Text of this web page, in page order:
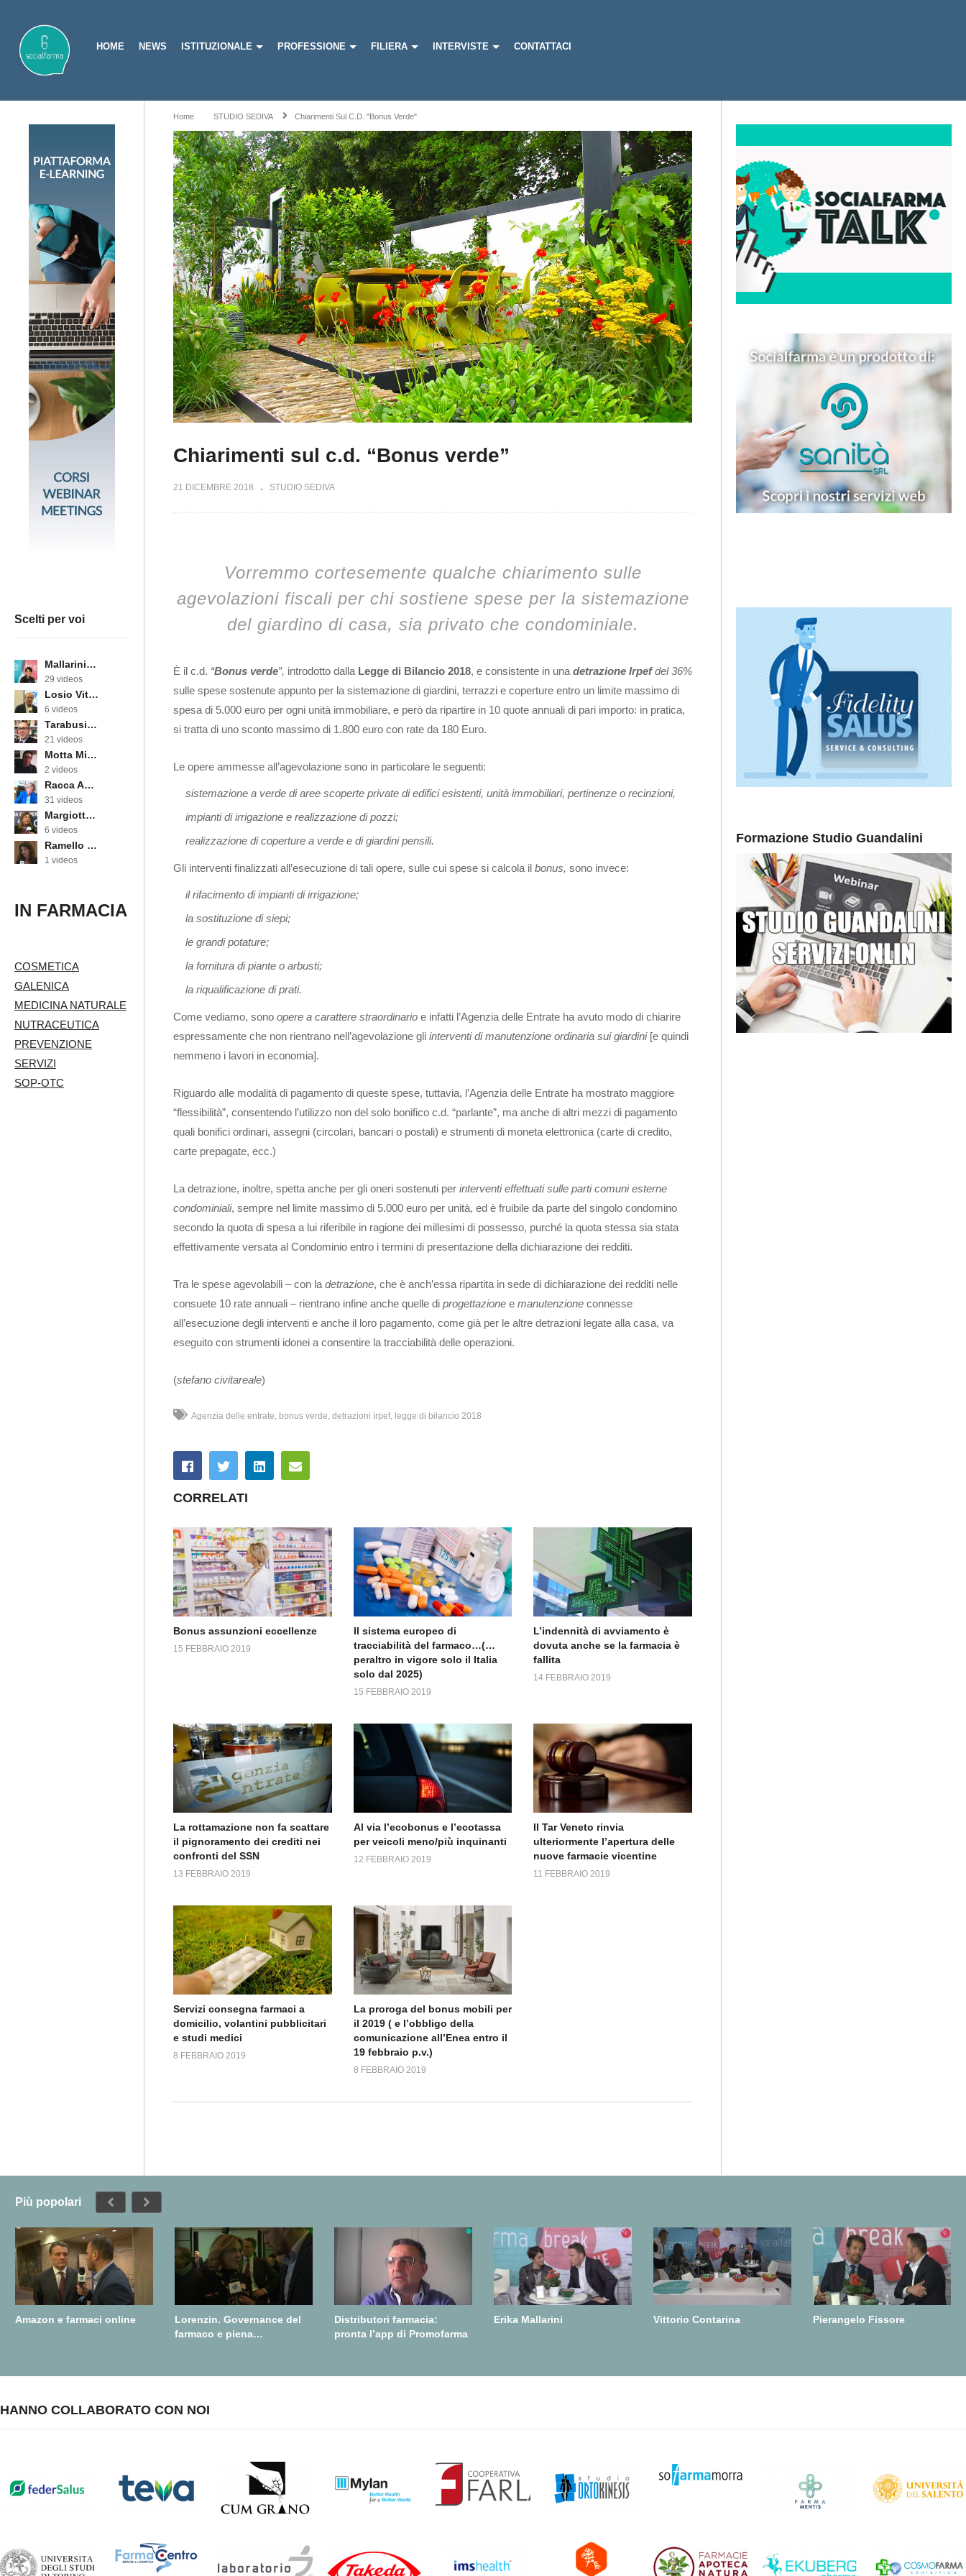
HOME NEWS ISTITUZIONALE PROFESSIONE FILIERA INTERVISTE CONTATTACI
Scelti per voi
Mallarini Erika
29 videos
Losio Vittorino
6 videos
Tarabusi Marcello
21 videos
Motta Michele
2 videos
Racca Annarosa
31 videos
Margiotta Angela
6 videos
Ramello Cinzia
1 videos
IN FARMACIA
COSMETICA
GALENICA
MEDICINA NATURALE
NUTRACEUTICA
PREVENZIONE
SERVIZI
SOP-OTC
Home STUDIO SEDIVA Chiarimenti Sul C.d. "Bonus Verde"
Chiarimenti sul c.d. “Bonus verde”
21 DICEMBRE 2018 STUDIO SEDIVA
Vorremmo cortesemente qualche chiarimento sulle
agevolazioni fiscali per chi sostiene spese per la sistemazione
del giardino di casa, sia privato che condominiale.
È il c.d. “Bonus verde”, introdotto dalla Legge di Bilancio 2018, e consistente in una detrazione Irpefdel 36%
sulle spese sostenute appunto per la sistemazione di giardini, terrazzi e coperture entro un limite massimo di
spesa di 5.000 euro per ogni unità immobiliare, e però da ripartire in 10 quote annuali di pari importo: in pratica,
si tratta di uno sconto massimo di 1.800 euro con rate da 180 Euro.
Le opere ammesse all’agevolazione sono in particolare le seguenti:
sistemazione a verde di aree scoperte private di edifici esistenti, unità immobiliari, pertinenze o recinzioni,
impianti di irrigazione e realizzazione di pozzi;
realizzazione di coperture a verde e di giardini pensili.
Gli interventi finalizzati all’esecuzione di tali opere, sulle cui spese si calcola il bonus, sono invece:
il rifacimento di impianti di irrigazione;
la sostituzione di siepi;
le grandi potature;
la fornitura di piante o arbusti;
la riqualificazione di prati.
Come vediamo, sono opere a carattere straordinario e infatti l’Agenzia delle Entrate ha avuto modo di chiarire
espressamente che non rientrano nell’agevolazione gli interventi di manutenzione ordinaria sui giardini [e quindi
nemmeno i lavori in economia].
Riguardo alle modalità di pagamento di queste spese, tuttavia, l’Agenzia delle Entrate ha mostrato maggiore
“flessibilità”, consentendo l’utilizzo non del solo bonifico c.d. “parlante”, ma anche di altri mezzi di pagamento
quali bonifici ordinari, assegni (circolari, bancari o postali) e strumenti di moneta elettronica (carte di credito,
carte prepagate, ecc.)
La detrazione, inoltre, spetta anche per gli oneri sostenuti per interventi effettuati sulle parti comuni esterne
condominiali, sempre nel limite massimo di 5.000 euro per unità, ed è fruibile da parte del singolo condomino
secondo la quota di spesa a lui riferibile in ragione dei millesimi di possesso, purché la quota stessa sia stata
effettivamente versata al Condominio entro i termini di presentazione della dichiarazione dei redditi.
Tra le spese agevolabili – con la detrazione, che è anch’essa ripartita in sede di dichiarazione dei redditi nelle
consuete 10 rate annuali – rientrano infine anche quelle di progettazione e manutenzione connesse
all’esecuzione degli interventi e anche il loro pagamento, come già per le altre detrazioni legate alla casa, va
eseguito con strumenti idonei a consentire la tracciabilità delle operazioni.
(stefano civitareale)
Agenzia delle entrate bonus verde detrazioni irpef legge di bilancio 2018
CORRELATI
Bonus assunzioni eccellenze
15 FEBBRAIO 2019
Il sistema europeo di
tracciabilità del farmaco…(…
peraltro in vigore solo il Italia
solo dal 2025)
15 FEBBRAIO 2019
L’indennità di avviamento è
dovuta anche se la farmacia è
fallita
14 FEBBRAIO 2019
La rottamazione non fa scattare
il pignoramento dei crediti nei
confronti del SSN
13 FEBBRAIO 2019
Al via l’ecobonus e l’ecotassa
per veicoli meno/più inquinanti
12 FEBBRAIO 2019
Il Tar Veneto rinvia
ulteriormente l’apertura delle
nuove farmacie vicentine
11 FEBBRAIO 2019
Servizi consegna farmaci a
domicilio, volantini pubblicitari
e studi medici
8 FEBBRAIO 2019
La proroga del bonus mobili per
il 2019 ( e l’obbligo della
comunicazione all’Enea entro il
19 febbraio p.v.)
8 FEBBRAIO 2019
Formazione Studio Guandalini
Più popolari
Amazon e farmaci online
Lorenzin. Governance del
farmaco e piena
Distributori farmacia:
pronta l’app di Promofarma
Erika Mallarini Vittorio Contarina Pierangelo Fissore
HANNO COLLABORATO CON NOI